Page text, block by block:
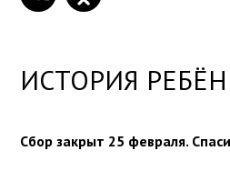
ИСТОРИЯ
Сбор закрыт 25 февраля.